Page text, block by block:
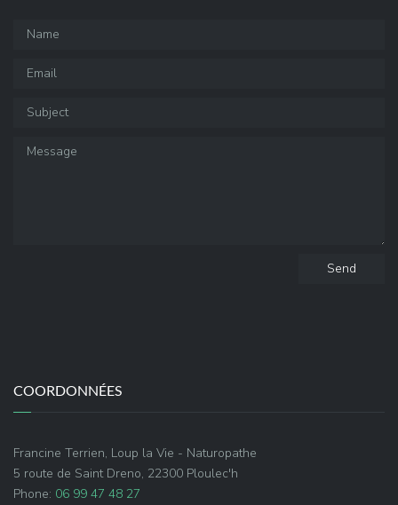
Send
COORDONNÉES
Francine Terrien, Loup la Vie - Naturopathe
5 route de Saint Dreno, 22300 Ploulec'h
Phone: 06 99 47 48 27